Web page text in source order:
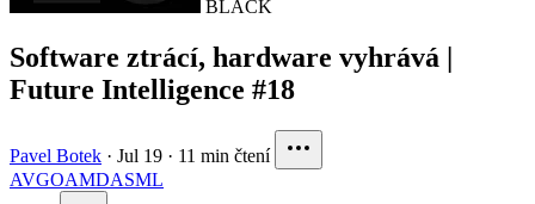
BLACK
Software ztrácí, hardware vyhrává |
Future Intelligence #18
Pavel Botek · Jul 19 · 11 min čtení
AVGOAMDASML